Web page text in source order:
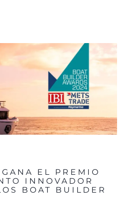
EL PREMIO
INNOVADOR
BOAT BUILDER